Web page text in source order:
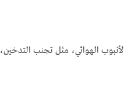
الهوائي، مثل تجنب التدخين،